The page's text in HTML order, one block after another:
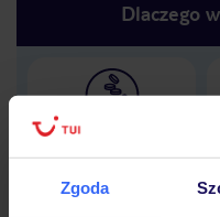
Zgoda
Dlaczego
Lider niskich cen